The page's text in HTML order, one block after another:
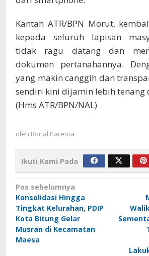
Kantah ATR/BPN Morut,
kepada seluruh lapisan
tidak ragu datang dan
dokumen pertanahannya.
yang makin canggih dan
sendiri kini dijamin lebih tenang
(Hms ATR/BPN/NAL)
oleh Ronal Parenta
Ikuti Kami Pada
Navigasi
pos
Pos sebelumnya
Konsolidasi Hingga
Tingkat Kelurahan, PDIP
Kota Bitung Gelar
Musran di Kecamatan
Maesa